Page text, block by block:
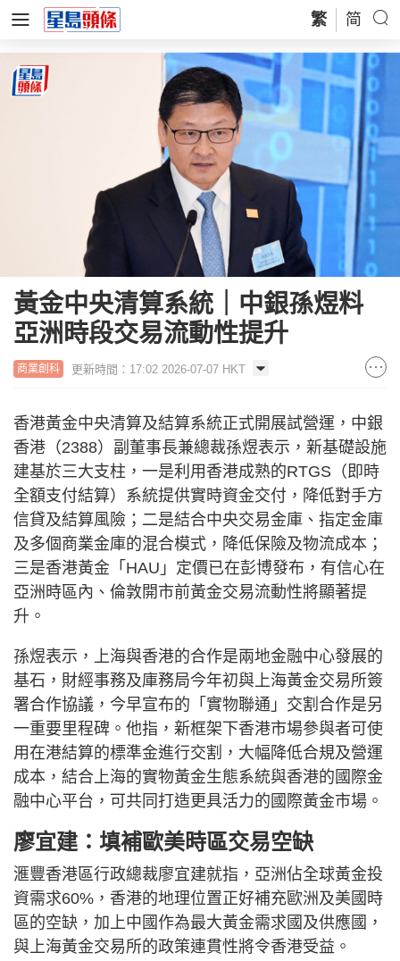
繁 简
黃金中央清算系統｜中銀孫煜料
亞洲時段交易流動性提升
商業創科 更新時間：17:02 2026-07-07 HKT
香港黃金中央清算及結算系統正式開展試營運，中銀
香港（2388）副董事長兼總裁孫煜表示，新基礎設施
建基於三大支柱，一是利用香港成熟的RTGS（即時
全額支付結算）系統提供實時資金交付，降低對手方
信貸及結算風險；二是結合中央交易金庫、指定金庫
及多個商業金庫的混合模式，降低保險及物流成本；
三是香港黃金「HAU」定價已在彭博發布，有信心在
亞洲時區內、倫敦開市前黃金交易流動性將顯著提
升。
孫煜表示，上海與香港的合作是兩地金融中心發展的
基石，財經事務及庫務局今年初與上海黃金交易所簽
署合作協議，今早宣布的「實物聯通」交割合作是另
一重要里程碑。他指，新框架下香港市場參與者可使
用在港結算的標準金進行交割，大幅降低合規及營運
成本，結合上海的實物黃金生態系統與香港的國際金
融中心平台，可共同打造更具活力的國際黃金市場。
廖宜建：填補歐美時區交易空缺
滙豐香港區行政總裁廖宜建就指，亞洲佔全球黃金投
資需求60%，香港的地理位置正好補充歐洲及美國時
區的空缺，加上中國作為最大黃金需求國及供應國，
與上海黃金交易所的政策連貫性將令香港受益。